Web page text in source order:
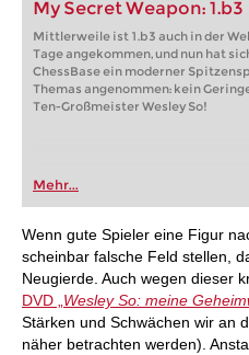
My Secret Weapon: 1.b3
Mittlerweile ist 1.b3 auch in der
Tage angekommen, und nun hat
ChessBase ein moderner
Themas angenommen: kein
Ten-Großmeister Wesley So!
Mehr...
Wenn gute Spieler eine Figur
scheinbar falsche Feld stellen,
Neugierde. Auch wegen dieser
DVD „ Wesley So: meine
Stärken und Schwächen wir an
näher betrachten werden).